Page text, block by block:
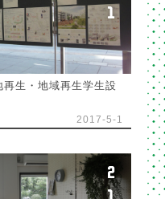
1
生・地域再生学生設
2017-5-1
2